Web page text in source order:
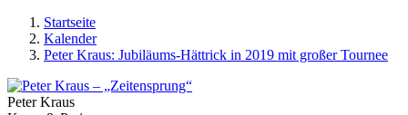
Startseite
Kalender
Peter Kraus: Jubiläums-Hättrick in 2019 mit großer Tournee
Peter Kraus